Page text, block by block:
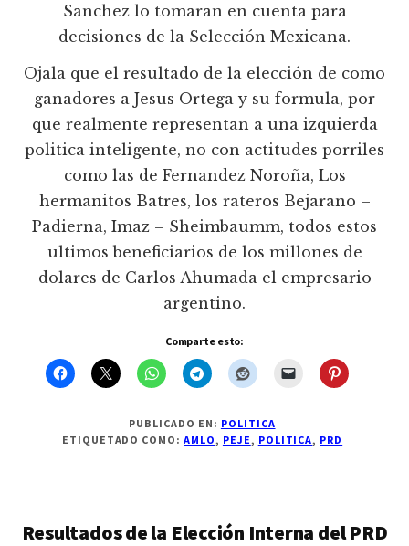
Sanchez lo tomaran en cuenta para
decisiones de la Selección Mexicana.
Ojala que el resultado de la elección de como
ganadores a Jesus Ortega y su formula, por
que realmente representan a una izquierda
politica inteligente, no con actitudes porriles
como las de Fernandez Noroña, Los
hermanitos Batres, los rateros Bejarano –
Padierna, Imaz – Sheimbaumm, todos estos
ultimos beneficiarios de los millones de
dolares de Carlos Ahumada el empresario
argentino.
Comparte esto:
PUBLICADO EN: POLITICA
ETIQUETADO COMO:AMLO , PEJE , POLITICA, PRD
Resultados de la Elección Interna del PRD